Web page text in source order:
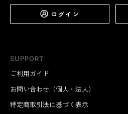
SUPPORT
ご利用ガイド
お問い合わせ（個人・法人）
特定商取引法に基づく表示
ログイン